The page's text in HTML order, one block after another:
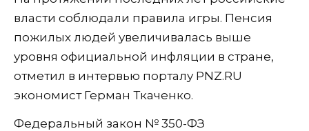
власти соблюдали правила игры. Пенсия
пожилых людей увеличивалась выше
уровня официальной инфляции в стране,
отметил в интервью порталу PNZ.RU
экономист Герман Ткаченко.
Федеральный закон № 350-ФЗ